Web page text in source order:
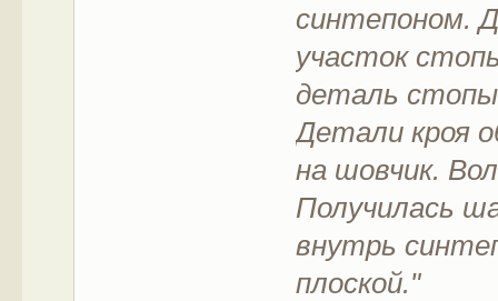
синтепоном.
участок
деталь
Детали кроя
на шовчик.
Получилась
внутрь
плоской."